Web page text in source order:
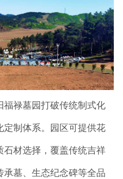
福禄墓园打破传统制式化
定制体系。园区可提供花
石材选择，覆盖传统吉祥
墓、生态纪念碑等全品